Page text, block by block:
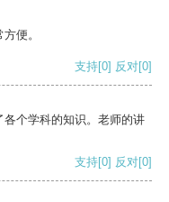
便。
支持[0] 反对[0]
个学科的知识。老师的讲
支持[0] 反对[0]